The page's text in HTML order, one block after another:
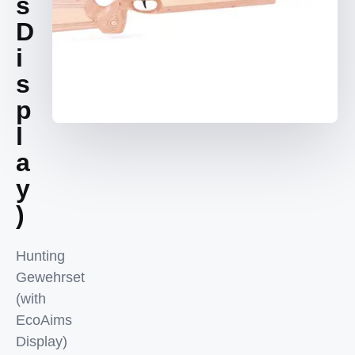
D
i
s
p
l
a
y
)
Hunting
Gewehrset
(with
EcoAims
Display)